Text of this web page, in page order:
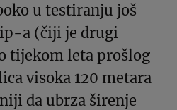
u testiranju još
a (čiji je drugi
tijekom leta prošlog
visoka 120 metara
da ubrza širenje